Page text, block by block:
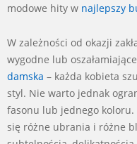
modowe hity w najlepszy
W zależności od okazji
wygodne lub
damska – każda kobieta
styl. Nie warto jednak
fasonu lub jednego koloru.
się różne ubrania i różne